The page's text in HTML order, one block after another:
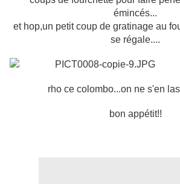
émincés...
et hop,un petit coup de gratinage au
se régale....
rho ce colombo...on ne s'en
bon appétit!!